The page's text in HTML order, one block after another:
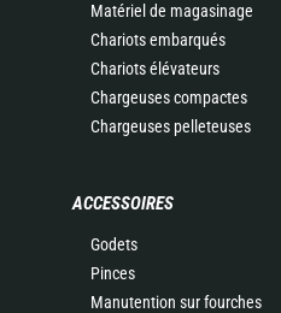
Matériel de magasinage
Chariots embarqués
Chariots élévateurs
Chargeuses compactes
Chargeuses pelleteuses
ACCESSOIRES
Godets
Pinces
Manutention sur fourches